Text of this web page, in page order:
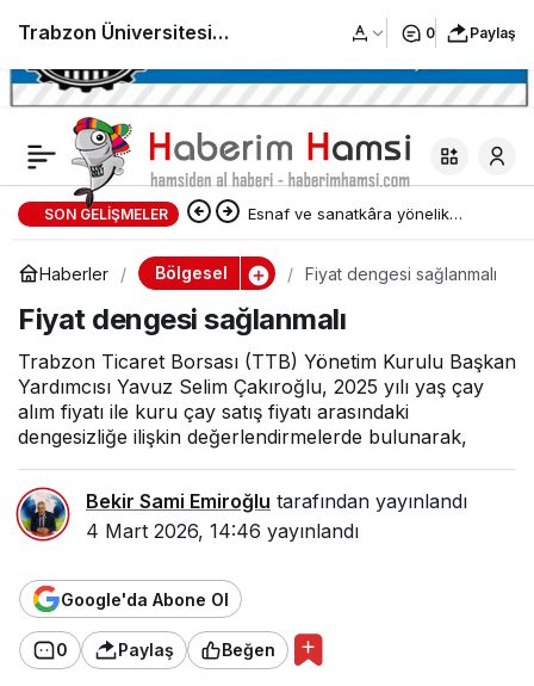
SON GELIŞMELER Esnaf ve sanatkâra yönelik
yatırım ve işletme kredilerinin
limiti artırıldı
Haberler Bölgesel Fiyat dengesi sağlanmalı
Fiyat dengesi sağlanmalı
Trabzon Ticaret Borsası (TTB) Yönetim Kurulu Başkan
Yardımcısı Yavuz Selim Çakıroğlu, 2025 yılı yaş çay
alım fiyatı ile kuru çay satış fiyatı arasındaki
dengesizliğe ilişkin değerlendirmelerde bulunarak,
Bekir Sami Emiroğlu tarafından yayınlandı
4 Mart 2026, 14:46 yayınlandı
Google'da Abone Ol
0 Paylaş Beğen
Trabzon Üniversitesi
Öğretim Elemanı
Gökçenaz Gayret’ten
büyük başarı
0 Paylaş